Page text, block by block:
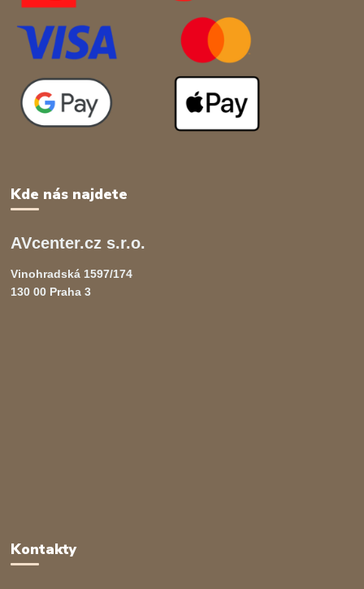
Kde nás najdete
AVcenter.cz s.r.o.
Vinohradská 1597/174
130 00 Praha 3
Kontakty